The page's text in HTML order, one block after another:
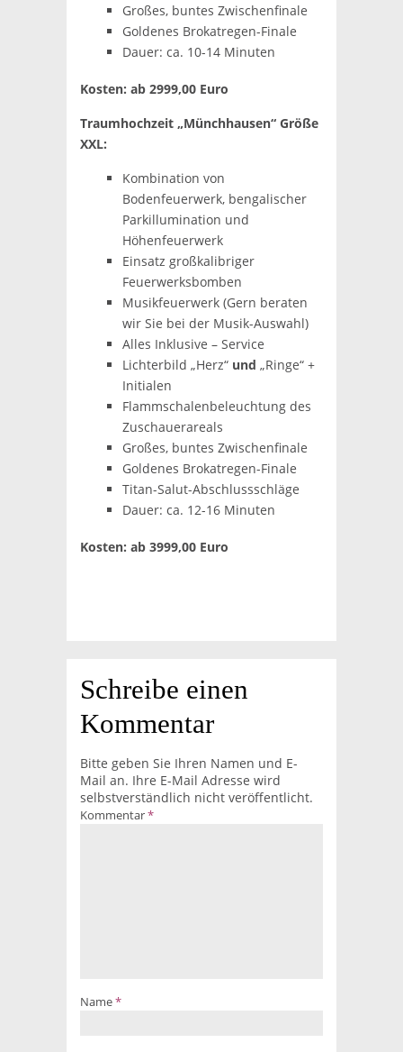
Großes, buntes Zwischenfinale
Goldenes Brokatregen-Finale
Dauer: ca. 10-14 Minuten
Kosten: ab 2999,00 Euro
Traumhochzeit „Münchhausen“ Größe
XXL:
Kombination von
Bodenfeuerwerk, bengalischer
Parkillumination und
Höhenfeuerwerk
Einsatz großkalibriger
Feuerwerksbomben
Musikfeuerwerk (Gern beraten
wir Sie bei der Musik-Auswahl)
Alles Inklusive – Service
Lichterbild „Herz“ und „Ringe“ +
Initialen
Flammschalenbeleuchtung des
Zuschauerareals
Großes, buntes Zwischenfinale
Goldenes Brokatregen-Finale
Titan-Salut-Abschlussschläge
Dauer: ca. 12-16 Minuten
Kosten: ab 3999,00 Euro
Schreibe einen
Kommentar
Bitte geben Sie Ihren Namen und E-
Mail an. Ihre E-Mail Adresse wird
selbstverständlich nicht veröffentlicht.
Kommentar*
Name*